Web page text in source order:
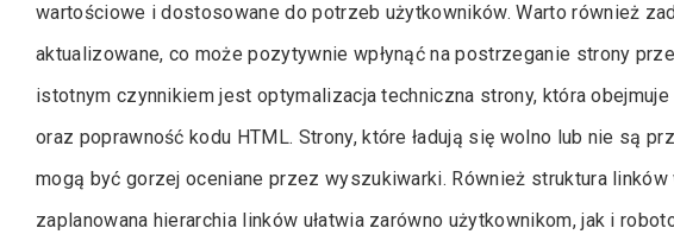
wartościowe i dostosowane do potrzeb użytkowników. Warto również
aktualizowane, co może pozytywnie wpłynąć na postrzeganie strony
istotnym czynnikiem jest optymalizacja techniczna strony, która
oraz poprawność kodu HTML. Strony, które ładują się wolno lub nie są
mogą być gorzej oceniane przez wyszukiwarki. Również struktura
zaplanowana hierarchia linków ułatwia zarówno użytkownikom, jak i